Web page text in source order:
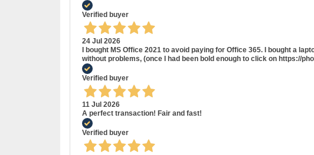
Verified buyer
24 Jul 2026
I bought MS Office 2021 to avoid paying for Office 365. I bought a
without problems, (once I had been bold enough to click on https://
Verified buyer
11 Jul 2026
A perfect transaction! Fair and fast!
Verified buyer